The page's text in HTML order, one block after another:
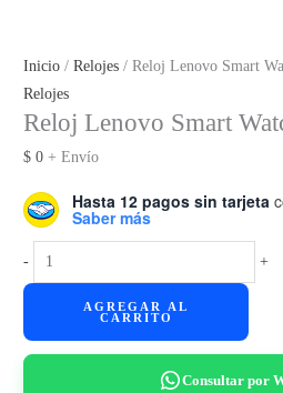
Inicio /Relojes / Reloj Lenovo Smart
Relojes
Reloj Lenovo Smart
$ 0 + Envío
Hasta 12 pagos sin tarjeta
Saber más
-
Reloj
Lenovo
+
AGREGAR AL
CARRITO
Consultar por